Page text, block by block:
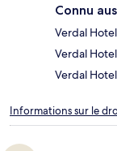
Connu
Verdal
Verdal
Verdal
Informations sur le